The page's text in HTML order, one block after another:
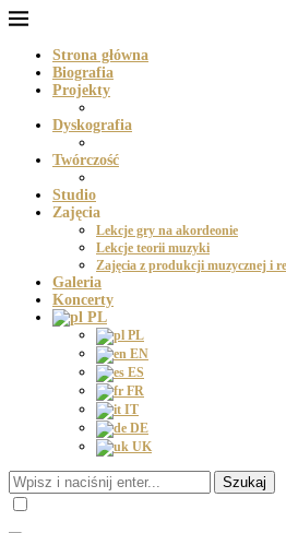
Strona główna
Biografia
Projekty
Dyskografia
Twórczość
Studio
Zajęcia
Lekcje gry na akordeonie
Lekcje teorii muzyki
Zajęcia z produkcji muzycznej i
Galeria
Koncerty
PL
PL
EN
ES
FR
IT
DE
UK
Szukaj